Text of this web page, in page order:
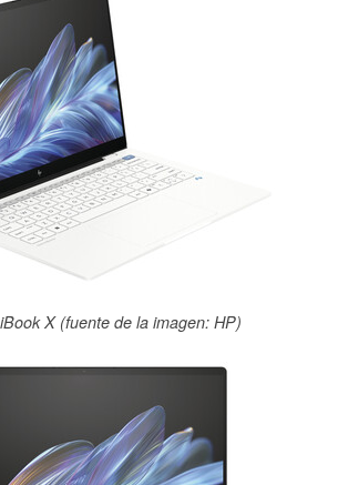
X (fuente de la imagen: HP)